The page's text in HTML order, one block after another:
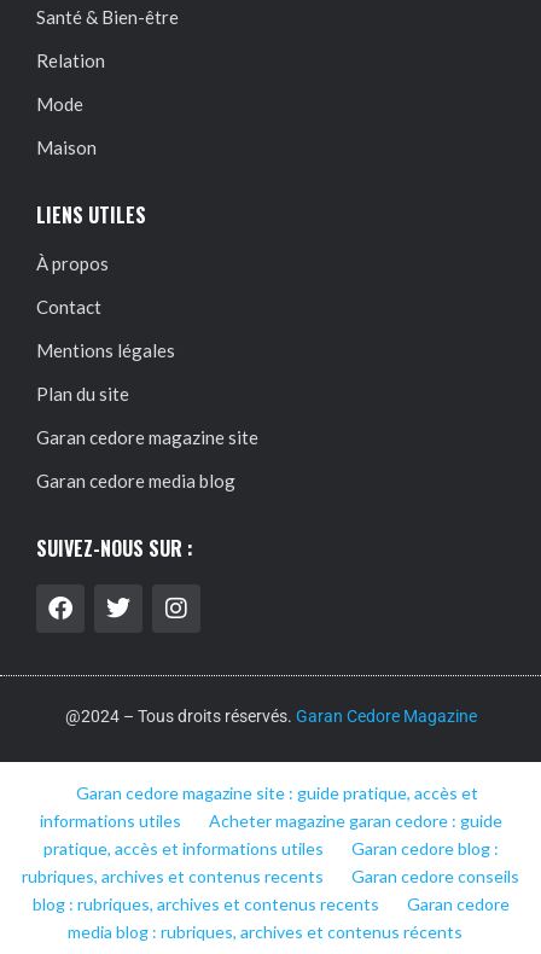
Santé & Bien-être
Relation
Mode
Maison
LIENS UTILES
À propos
Contact
Mentions légales
Plan du site
Garan cedore magazine site
Garan cedore media blog
SUIVEZ-NOUS SUR :
@2024 – Tous droits réservés. Garan Cedore Magazine
Garan cedore magazine site : guide pratique, accès et
informations utiles
Acheter magazine garan cedore : guide
pratique, accès et informations utiles
Garan cedore blog :
rubriques, archives et contenus recents
Garan cedore conseils
blog : rubriques, archives et contenus recents
Garan cedore
media blog : rubriques, archives et contenus récents